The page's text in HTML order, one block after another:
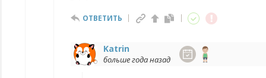
ОТВЕТИТЬ
Katrin
больше года назад